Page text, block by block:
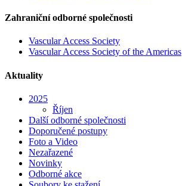
Zahraniční odborné společnosti
Vascular Access Society
Vascular Access Society of the Americas
Aktuality
2025
Říjen
Další odborné společnosti
Doporučené postupy
Foto a Video
Nezařazené
Novinky
Odborné akce